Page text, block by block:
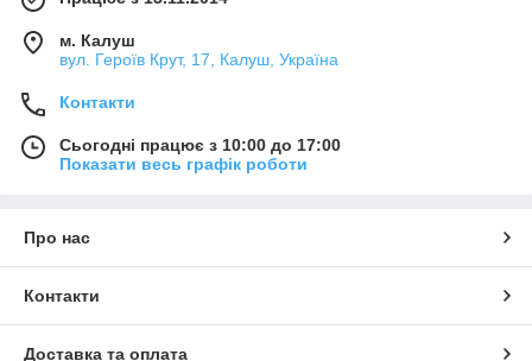
м. Калуш
вул. Героїв Крут, 17, Калуш, Україна
Контакти
Сьогодні працює з 10:00 до 17:00
Показати весь графік роботи
Про нас
Контакти
Доставка та оплата